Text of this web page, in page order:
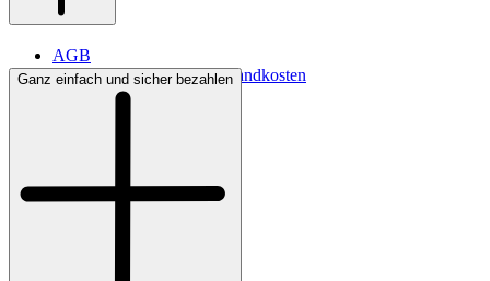
AGB
Lieferbedingungen & Versandkosten
Bezahlung
Ganz einfach und sicher bezahlen